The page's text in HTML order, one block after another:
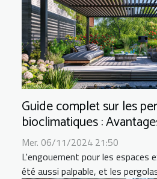
Guide complet sur les
bioclimatiques :
Mer. 06/11/2024 21:50
L'engouement pour les espaces
été aussi palpable, et les